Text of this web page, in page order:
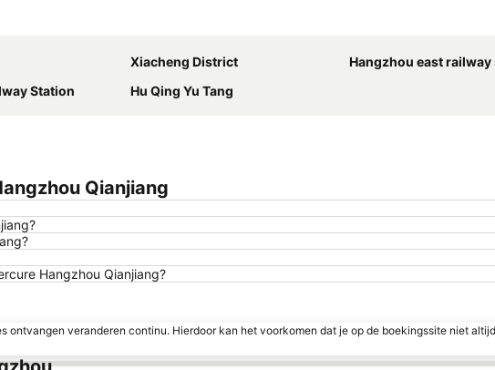
Xiacheng District
Hangzhou east railway
Station Hu Qing Yu Tang
Qianjiang
Hangzhou Qianjiang?
ontvangen veranderen continu. Hierdoor kan het voorkomen dat je op de boekingssite niet